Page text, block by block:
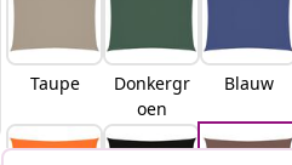
Taupe
Donkergr
oen
Blauw